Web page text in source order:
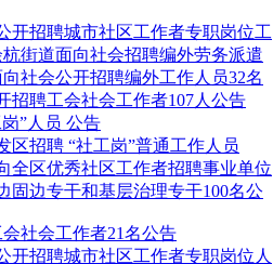
开招聘城市社区工作者专职岗位工
街道面向社会招聘编外劳务派遣
社会公开招聘编外工作人员32名
招聘工会社会工作者107人公告
”人员 公告
区招聘 “社工岗”普通工作人员
全区优秀社区工作者招聘事业单位
固边专干和基层治理专干100名公
社会工作者21名公告
开招聘城市社区工作者专职岗位人